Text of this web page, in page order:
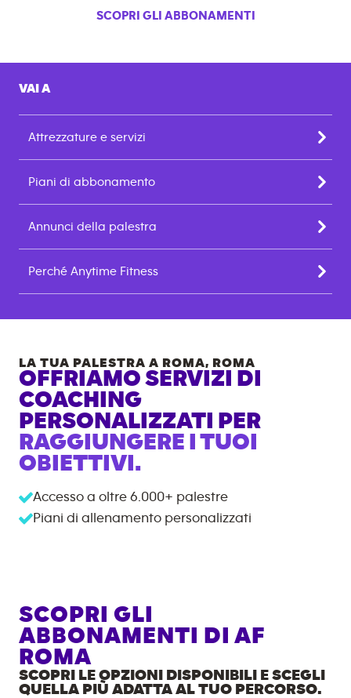
SCOPRI GLI ABBONAMENTI
VAI A
Attrezzature e servizi
Piani di abbonamento
Annunci della palestra
Perché Anytime Fitness
LA TUA PALESTRA A ROMA, ROMA
OFFRIAMO SERVIZI DI
COACHING
PERSONALIZZATI PER
RAGGIUNGERE I TUOI
OBIETTIVI.
Accesso a oltre 6.000+ palestre
Piani di allenamento personalizzati
SCOPRI GLI
ABBONAMENTI DI AF
ROMA
SCOPRI LE OPZIONI DISPONIBILI E SCEGLI
QUELLA PIÙ ADATTA AL TUO PERCORSO.